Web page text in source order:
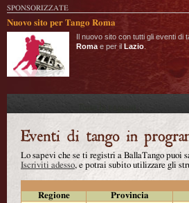
SPONSORIZZATE
Nuovo sito per Tango Roma
Il nuovo sito con tutti gli eventi di
Roma e per il Lazio
Lo sapevi che se ti registri a BallaTango puoi
Iscriviti adesso, e potrai subito utilizzare gli
Regione
Provincia